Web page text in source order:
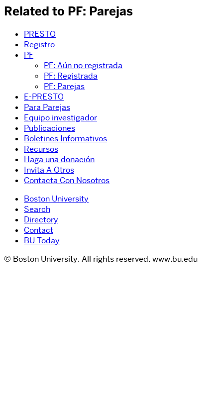
Related to PF: Parejas
PRESTO
Registro
PF
PF: Aún no registrada
PF: Registrada
PF: Parejas
E-PRESTO
Para Parejas
Equipo investigador
Publicaciones
Boletines Informativos
Recursos
Haga una donación
Invita A Otros
Contacta Con Nosotros
Boston University
Search
Directory
Contact
BU Today
© Boston University. All rights reserved. www.bu.edu